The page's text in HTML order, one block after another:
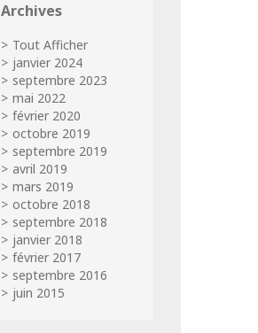
Archives
Tout Afficher
janvier 2024
septembre 2023
mai 2022
février 2020
octobre 2019
septembre 2019
avril 2019
mars 2019
octobre 2018
septembre 2018
janvier 2018
février 2017
septembre 2016
juin 2015